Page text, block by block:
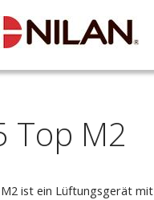
Top M2
ist ein Lüftungsgerät mit